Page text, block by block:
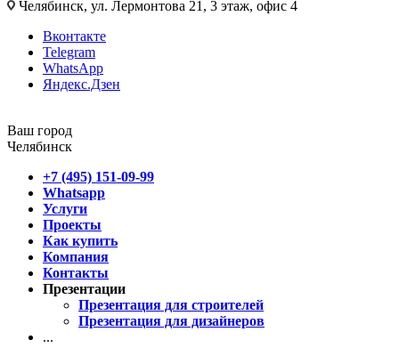
Челябинск, ул. Лермонтова 21, 3 этаж, офис 4
Вконтакте
Telegram
WhatsApp
Яндекс.Дзен
Ваш город
Челябинск
+7 (495) 151-09-99
Whatsapp
Услуги
Проекты
Как купить
Компания
Контакты
Презентации
Презентация для строителей
Презентация для дизайнеров
...